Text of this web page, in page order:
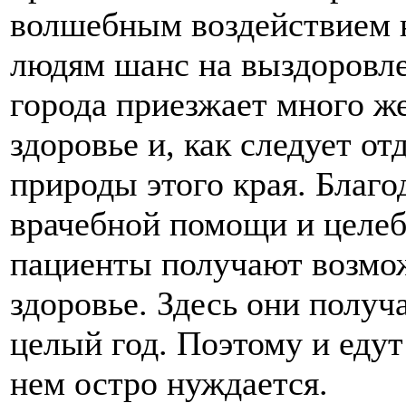
волшебным воздействием
людям шанс на
города приезжает много
здоровье и, как следует
природы этого края.
врачебной помощи и
пациенты получают
здоровье. Здесь они
целый год. Поэтому и
нем остро нуждается.